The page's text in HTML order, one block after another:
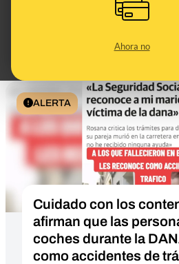
Ahora no
princesa Leonor para
supuestas ayudas e
ALERTA
Cuidado con los
afirman que las
coches durante la
como accidentes de